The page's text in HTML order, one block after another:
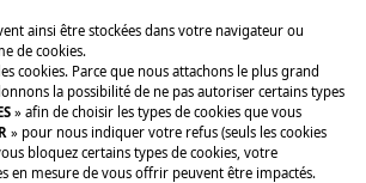
ainsi être stockées dans votre navigateur ou
de cookies.
cookies. Parce que nous attachons le plus grand
la possibilité de ne pas autoriser certains types
» afin de choisir les types de cookies que vous
» pour nous indiquer votre refus (seuls les cookies
bloquez certains types de cookies, votre
en mesure de vous offrir peuvent être impactés.